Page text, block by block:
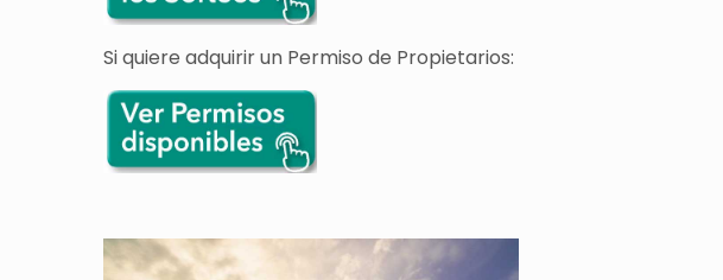
Si quiere adquirir un Permiso de Propietarios: